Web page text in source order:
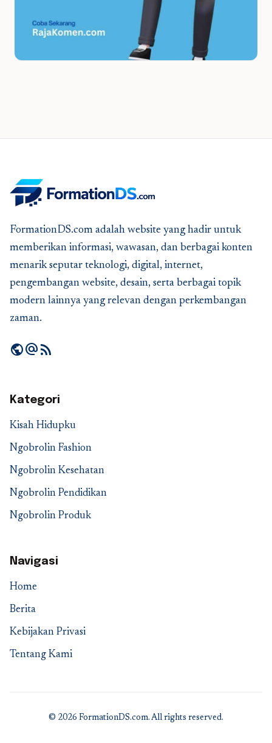
FormationDS.com adalah website yang hadir untuk
memberikan informasi, wawasan, dan berbagai konten
menarik seputar teknologi, digital, internet,
pengembangan website, desain, serta berbagai topik
modern lainnya yang relevan dengan perkembangan
zaman.
publicalternate_emailrss_feed
Kategori
Kisah Hidupku
Ngobrolin Fashion
Ngobrolin Kesehatan
Ngobrolin Pendidikan
Ngobrolin Produk
Navigasi
Home
Berita
Kebijakan Privasi
Tentang Kami
© 2026 FormationDS.com. All rights reserved.